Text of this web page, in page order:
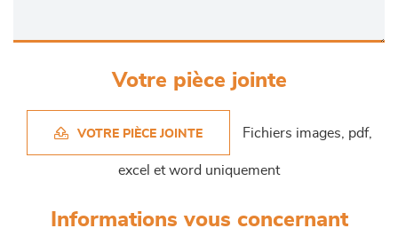
Votre pièce jointe
VOTRE PIÈCE JOINTE Fichiers images, pdf,
excel et word uniquement
Informations vous concernant